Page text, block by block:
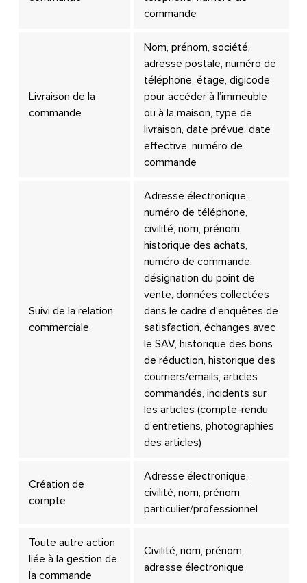
commande
Livraison de la
commande
Nom, prénom, société,
adresse postale, numéro de
téléphone, étage, digicode
pour accéder à l’immeuble
ou à la maison, type de
livraison, date prévue, date
effective, numéro de
commande
Suivi de la relation
commerciale
Adresse électronique,
numéro de téléphone,
civilité, nom, prénom,
historique des achats,
numéro de commande,
désignation du point de
vente, données collectées
dans le cadre d’enquêtes de
satisfaction, échanges avec
le SAV, historique des bons
de réduction, historique des
courriers/emails, articles
commandés, incidents sur
les articles (compte-rendu
d'entretiens, photographies
des articles)
Création de
compte
Adresse électronique,
civilité, nom, prénom,
particulier/professionnel
Toute autre action
liée à la gestion de
la commande
Civilité, nom, prénom,
adresse électronique